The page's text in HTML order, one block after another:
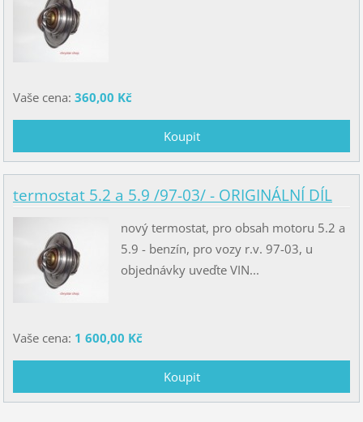
Vaše cena: 360,00 Kč
termostat 5.2 a 5.9 /97-03/ - ORIGINÁLNÍ DÍL
nový termostat, pro obsah motoru 5.2 a
5.9 - benzín, pro vozy r.v. 97-03, u
objednávky uveďte VIN...
Vaše cena: 1 600,00 Kč